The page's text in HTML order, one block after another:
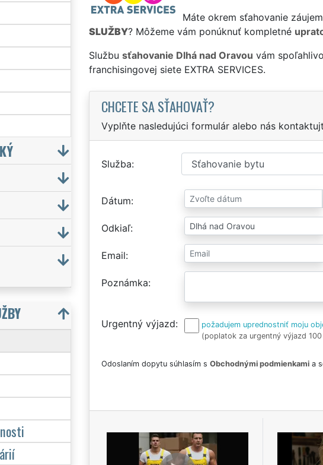
Máte okrem sťahovanie
SLUŽBY? Môžeme vám ponúknuť kompletné
Službu sťahovanie Dlhá nad Oravou vám
franchisingovej siete EXTRA SERVICES.
CHCETE SA SŤAHOVAŤ?
Vyplňte nasledujúci formulár alebo nás
Služba
Dátum
Odkiaľ
Email
Poznámka
Urgentný výjazd
požadujem uprednostniť moju
(poplatok za urgentný výjazd 100
Odoslaním dopytu súhlasím s Obchodnými podmienkamia